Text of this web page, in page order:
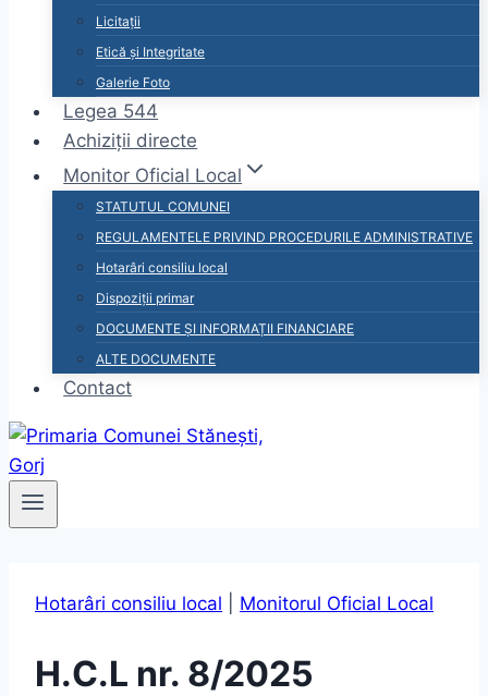
Licitații
Etică și Integritate
Galerie Foto
Legea 544
Achiziții directe
Monitor Oficial Local
STATUTUL COMUNEI
REGULAMENTELE PRIVIND PROCEDURILE ADMINISTRATIVE
Hotarâri consiliu local
Dispoziții primar
DOCUMENTE ȘI INFORMAȚII FINANCIARE
ALTE DOCUMENTE
Contact
Hotarâri consiliu local Monitorul Oficial Local
H.C.L nr. 8/2025